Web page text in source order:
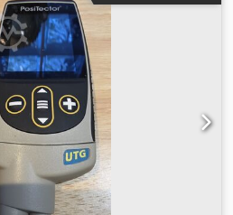
for Industrial Applications
ESD.DX.0036 Condition: Very
use Functionality: 100% fully
Protection: Specially designed
sensitive areas – ideal for
and delicate equipment.
cleaning with a powerful
performance. ✅ Robust and
is built for continuous
and workshops. ✅ Versatile
extraction, cleaning machines,